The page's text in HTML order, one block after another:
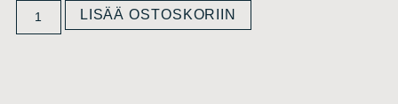
LISÄÄ OSTOSKORIIN